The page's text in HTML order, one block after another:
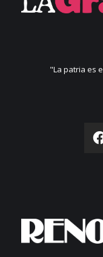
"La patria es